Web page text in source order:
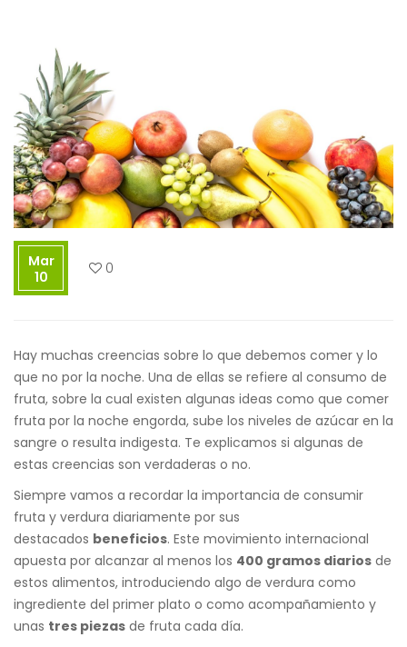
Mar
10
0
Hay muchas creencias sobre lo que debemos comer y lo
que no por la noche. Una de ellas se refiere al consumo de
fruta, sobre la cual existen algunas ideas como que comer
fruta por la noche engorda, sube los niveles de azúcar en la
sangre o resulta indigesta. Te explicamos si algunas de
estas creencias son verdaderas o no.
Siempre vamos a recordar la importancia de consumir
fruta y verdura diariamente por sus
destacados beneficios. Este movimiento internacional
apuesta por alcanzar al menos los 400 gramos diarios de
estos alimentos, introduciendo algo de verdura como
ingrediente del primer plato o como acompañamiento y
unas tres piezas de fruta cada día.